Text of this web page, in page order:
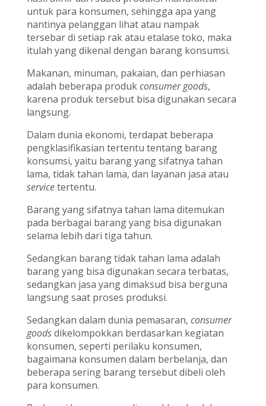
untuk para konsumen, sehingga apa yang
nantinya pelanggan lihat atau nampak
tersebar di setiap rak atau etalase toko, maka
itulah yang dikenal dengan barang konsumsi.
Makanan, minuman, pakaian, dan perhiasan
adalah beberapa produkconsumer goods,
karena produk tersebut bisa digunakan secara
langsung.
Dalam dunia ekonomi, terdapat beberapa
pengklasifikasian tertentu tentang barang
konsumsi, yaitu barang yang sifatnya tahan
lama, tidak tahan lama, dan layanan jasa atau
servicetertentu.
Barang yang sifatnya tahan lama ditemukan
pada berbagai barang yang bisa digunakan
selama lebih dari tiga tahun.
Sedangkan barang tidak tahan lama adalah
barang yang bisa digunakan secara terbatas,
sedangkan jasa yang dimaksud bisa berguna
langsung saat proses produksi.
Sedangkan dalam dunia pemasaran, consumer
goodsdikelompokkan berdasarkan kegiatan
konsumen, seperti perilaku konsumen,
bagaimana konsumen dalam berbelanja, dan
beberapa sering barang tersebut dibeli oleh
para konsumen.